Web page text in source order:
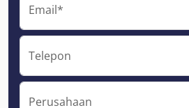
Email*
Telepon
Perusahaan